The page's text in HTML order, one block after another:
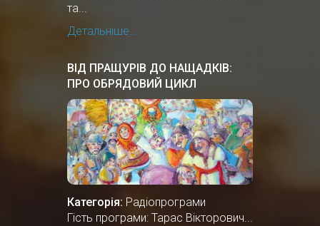
та...
Детальніше...
ВІД ПРАЩУРІВ ДО НАЩАДКІВ:
ПРО ОБРЯДОВИЙ ЦИКЛ
ЗИМОВИХ СВЯТКУВАНЬ
Категорія: Радіопрограми
Гість програми: Тарас Вікторович...